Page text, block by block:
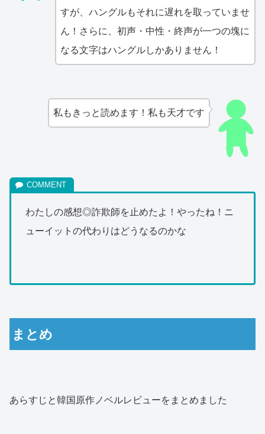
すが、ハングルもそれに遅れを取っていませ
ん！さらに、初声・中性・終声が一つの塊に
なる文字はハングルしかありません！
私もきっと読めます！私も天才です
わたしの感想◎詐欺師を止めたよ！やったね！ニ
ューイットの代わりはどうなるのかな
まとめ
あらすじと韓国原作ノベルレビューをまとめました